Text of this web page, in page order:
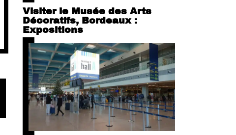
Visiter le Musée des Arts
Décoratifs, Bordeaux :
Expositions